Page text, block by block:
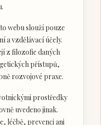
webu slouží pouze
a vzdělávací účely.
z filozofie daných
přístupů,
rozvojové praxe.
prostředky
uvedeno jinak.
léčbě, prevenci ani